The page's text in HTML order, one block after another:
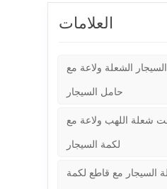
العلامات
الشعلة ولاعة مع
حامل السيجار
شعلة اللهب ولاعة مع
لكمة السيجار
السيجار مع قاطع لكمة